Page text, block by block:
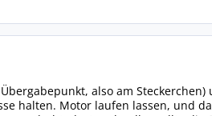
also am
halten. Motor laufen lassen, und